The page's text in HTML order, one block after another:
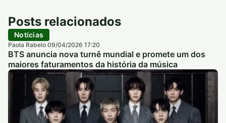
Posts relacionados
Notícias
Paola Rabelo·09/04/2026 17:20
BTS anuncia nova turnê mundial e promete um dos
maiores faturamentos da história da música